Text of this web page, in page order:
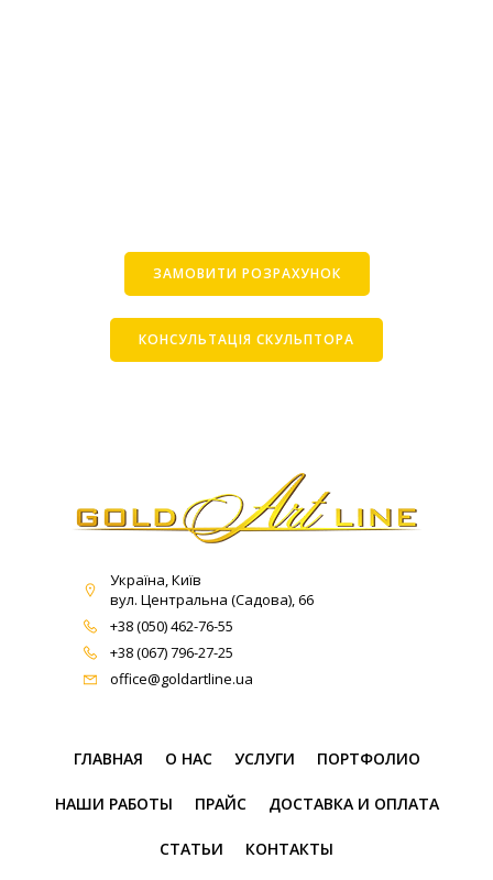
ЗАМОВИТИ РОЗРАХУНОК
КОНСУЛЬТАЦІЯ СКУЛЬПТОРА
Україна, Київ
вул. Центральна (Садова), 66
+38 (050) 462-76-55
+38 (067) 796-27-25
office@goldartline.ua
ГЛАВНАЯ О НАС УСЛУГИ ПОРТФОЛИО
НАШИ РАБОТЫ ПРАЙС ДОСТАВКА И ОПЛАТА
СТАТЬИ КОНТАКТЫ